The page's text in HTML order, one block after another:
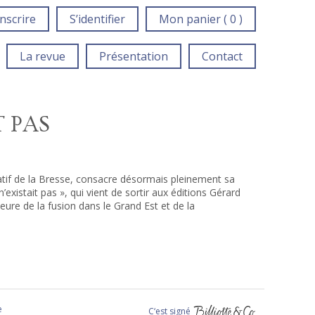
S’identifier Mon panier ( 0 )
La revue Présentation Contact
PAS
de la Bresse, consacre désormais pleinement sa
pas », qui vient de sortir aux éditions Gérard
de la fusion dans le Grand Est et de la
C‘est signé